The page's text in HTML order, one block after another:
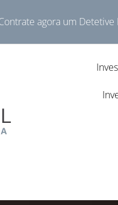
agora um Detetive